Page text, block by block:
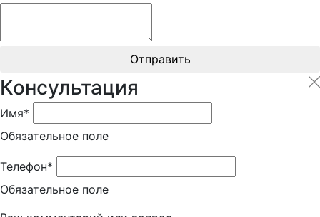
Отправить
Консультация
Имя*
Обязательное поле
Телефон*
Обязательное поле